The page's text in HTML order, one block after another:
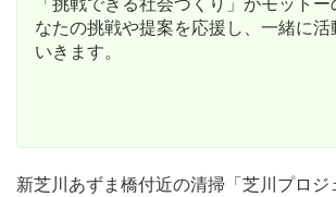
「挑戦できる社会づくり」がモット
なたの挑戦や提案を応援し、一緒に活
いきます。
新芝川あずま橋付近の清掃「芝川プロジ